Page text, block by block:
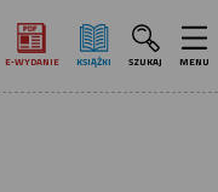
E‑WYDANIE KSIĄŻKI SZUKAJ MENU